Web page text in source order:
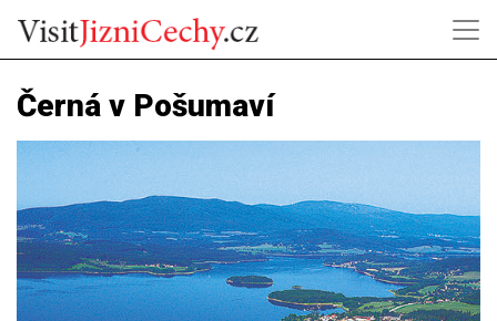
Černá v Pošumaví